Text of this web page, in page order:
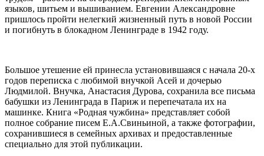
языков, шитьем и вышиванием. Евгении Александровне
пришлось пройти нелегкий жизненный путь в новой России
и погибнуть в блокадном Ленинграде в 1942 году.
Большое утешение ей принесла установившаяся с начала 20-х
годов переписка с любимой внучкой Асей и дочерью
Людмилой. Внучка, Анастасия Дурова, сохранила все письма
бабушки из Ленинграда в Париж и перепечатала их на
машинке. Книга «Родная чужбина» представляет собой
полное собрание писем Е.А.Свиньиной, а также фотографии,
сохранившиеся в семейных архивах и предоставленные
специально для этой публикации.